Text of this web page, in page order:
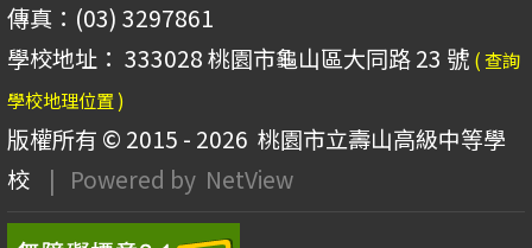
傳真：(03) 3297861
學校地址： 333028 桃園市龜山區大同路 23 號 ( 查詢
學校地理位置 )
版權所有 © 2015 - 2026 桃園市立壽山高級中等學
校
| Powered by NetView